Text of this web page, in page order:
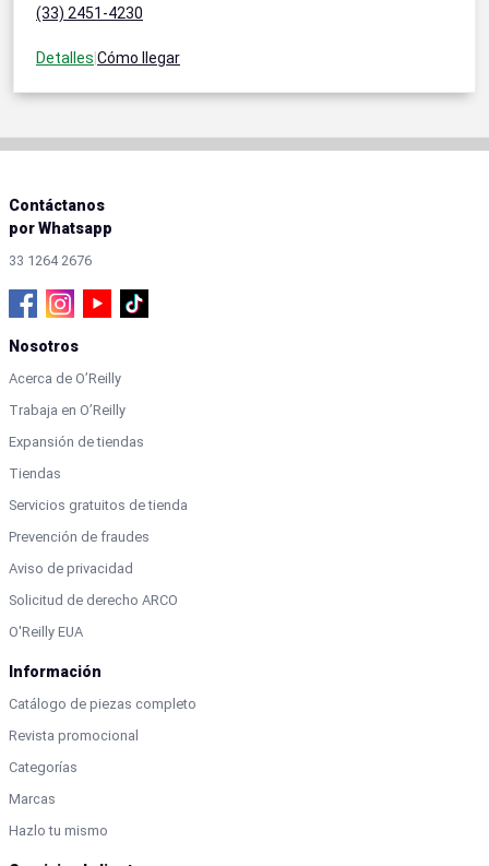
(33) 2451-4230
Detalles Cómo llegar
Contáctanos
por Whatsapp
33 1264 2676
Nosotros
Acerca de O’Reilly
Trabaja en O’Reilly
Expansión de tiendas
Tiendas
Servicios gratuitos de tienda
Prevención de fraudes
Aviso de privacidad
Solicitud de derecho ARCO
O'Reilly EUA
Información
Catálogo de piezas completo
Revista promocional
Categorías
Marcas
Hazlo tu mismo